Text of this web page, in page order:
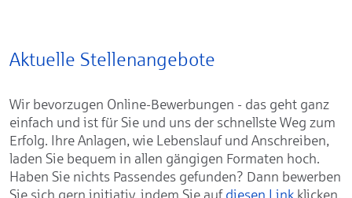
Aktuelle Stellenangebote
Wir bevorzugen Online-Bewerbungen - das geht ganz
einfach und ist für Sie und uns der schnellste Weg zum
Erfolg. Ihre Anlagen, wie Lebenslauf und Anschreiben,
laden Sie bequem in allen gängigen Formaten hoch.
Haben Sie nichts Passendes gefunden? Dann bewerben
Sie sich gern initiativ, indem Sie auf diesen Linkklicken.